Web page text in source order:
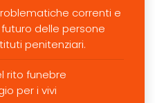
problematiche correnti e
delle persone
penitenziari.
rito funebre
per i vivi